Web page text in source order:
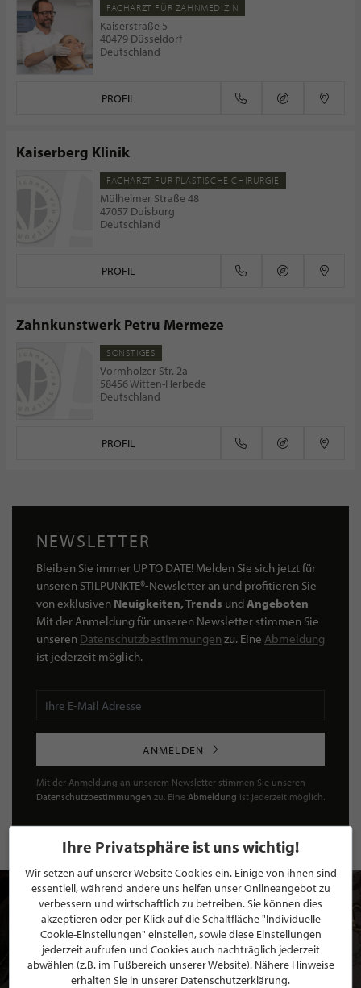
FACHARZT FÜR ZAHNMEDIZIN
Kaiserstraße 5
40479 Düsseldorf
Deutschland
PROFIL
Kaiserberg Klinik
FACHARZT FÜR PLASTISCHE CHIRURGIE
Mülheimer Straße 48
47057 Duisburg
Deutschland
PROFIL
Zahnkunstwerk Petru Mermeze
SONSTIGES
Vormholzer Str. 2a
58456 Witten-Herbede
Deutschland
PROFIL
NEWSLETTER
Bleiben Sie immer UP TO DATE! Melden Sie sich jetzt für
unseren STILPUNKTE®-Newsletter an und profitieren Sie
von exklusiven Neuigkeiten, Trends undAngeboten
Mit der Anmeldung für unseren Newsletter stimmen Sie
unseren Datenschutzbestimmungen zu. Eine Abmeldung
ist jederzeit möglich.
ANMELDEN
Mit der Anmeldung an unserem Newsletter stimmen Sie unseren
Datenschutzbestimmungen zu. Eine Abmeldung ist jederzeit möglich.
Ihre Privatsphäre ist uns wichtig!
Wir setzen auf unserer Website Cookies ein. Einige von ihnen sind
essentiell, während andere uns helfen unser Onlineangebot zu
verbessern und wirtschaftlich zu betreiben. Sie können dies
akzeptieren oder per Klick auf die Schaltfläche "Individuelle
Cookie-Einstellungen" einstellen, sowie diese Einstellungen
jederzeit aufrufen und Cookies auch nachträglich jederzeit
abwählen (z.B. im Fußbereich unserer Website). Nähere Hinweise
erhalten Sie in unserer Datenschutzerklärung.